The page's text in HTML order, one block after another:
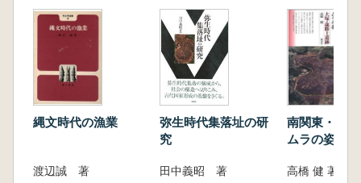
廊西地区(中井一夫)
縄文時代の漁業
渡辺誠 著
弥生時代集落址の研
究
田中義昭 著
南関東・弥
ムラの姿 大
高橋 健 著